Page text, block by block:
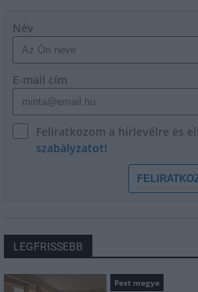
Név
E-mail cím
Feliratkozom a hírlevélre és
szabályzatot!
LEGFRISSEBB
Pest megye